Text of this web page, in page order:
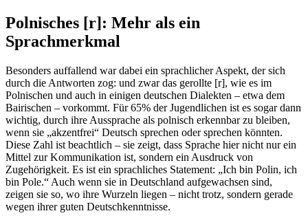
Polnisches [r]: Mehr als ein
Sprachmerkmal
Besonders auffallend war dabei ein sprachlicher Aspekt, der sich
durch die Antworten zog: und zwar das gerollte [r], wie es im
Polnischen und auch in einigen deutschen Dialekten – etwa dem
Bairischen – vorkommt. Für 65% der Jugendlichen ist es sogar dann
wichtig, durch ihre Aussprache als polnisch erkennbar zu bleiben,
wenn sie „akzentfrei“ Deutsch sprechen oder sprechen könnten.
Diese Zahl ist beachtlich – sie zeigt, dass Sprache hier nicht nur ein
Mittel zur Kommunikation ist, sondern ein Ausdruck von
Zugehörigkeit. Es ist ein sprachliches Statement: „Ich bin Polin, ich
bin Pole.“ Auch wenn sie in Deutschland aufgewachsen sind,
zeigen sie so, wo ihre Wurzeln liegen – nicht trotz, sondern gerade
wegen ihrer guten Deutschkenntnisse.